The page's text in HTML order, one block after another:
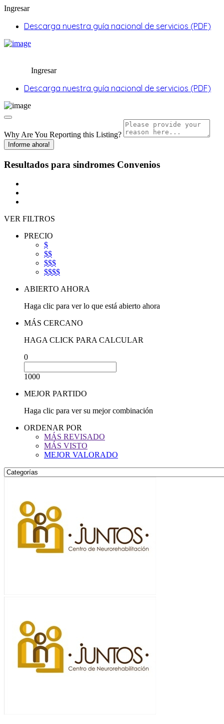
Ingresar
Descarga nuestra guía nacional de servicios (PDF)
Ingresar
Descarga nuestra guía nacional de servicios (PDF)
Why Are You Reporting this Listing?
Informe ahora!
Resultados para sindromes Convenios
VER FILTROS
PRECIO
$
$$
$$$
$$$$
ABIERTO AHORA
Haga clic para ver lo que está abierto ahora
MÁS CERCANO
HAGA CLICK PARA CALCULAR
0
1000
MEJOR PARTIDO
Haga clic para ver su mejor combinación
ORDENAR POR
MÁS REVISADO
MÁS VISTO
MEJOR VALORADO